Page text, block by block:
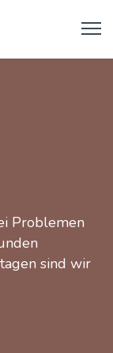
Problemen
sind wir